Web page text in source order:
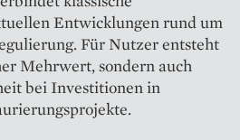
Entwicklungen rund um
Für Nutzer entsteht
Mehrwert, sondern auch
bei Investitionen in